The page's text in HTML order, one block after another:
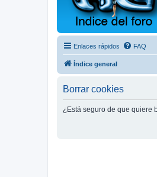
Enlaces rápidos FAQ
Índice general
Borrar cookies
¿Está seguro de que quiere